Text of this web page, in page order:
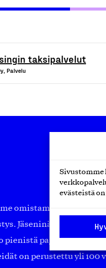
Sivustomme
evästeistä
taksipalvelut
Palvelu
omistama
Jäseninämme on koko
pienistä pajoista ja
on perustettu yli 100